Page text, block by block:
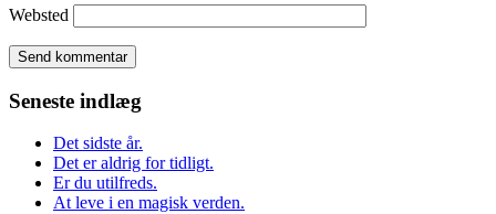
Websted
Seneste indlæg
Det sidste år.
Det er aldrig for tidligt.
Er du utilfreds.
At leve i en magisk verden.